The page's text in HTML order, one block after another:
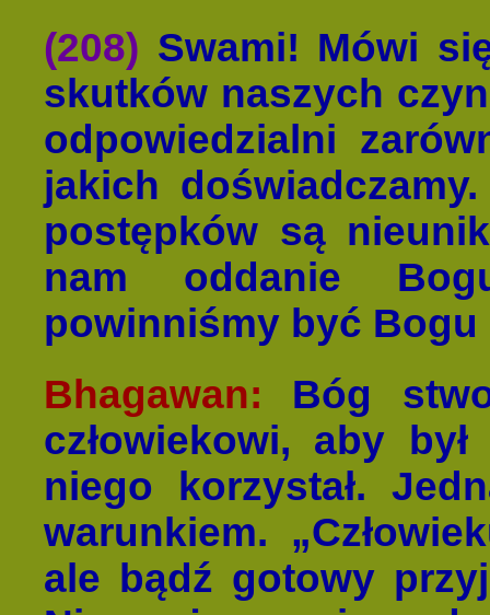
(208) Swami! Mówi
skutków naszych
odpowiedzialni
jakich
postępków są
nam oddanie
powinniśmy być Bogu
Bhagawan: Bóg
człowiekowi, aby
niego korzystał.
warunkiem.
ale bądź gotowy